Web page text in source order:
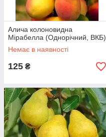
Алича колоновидна
Мірабелла (Однорічний, ВКБ)
Немає в наявності
125 ₴